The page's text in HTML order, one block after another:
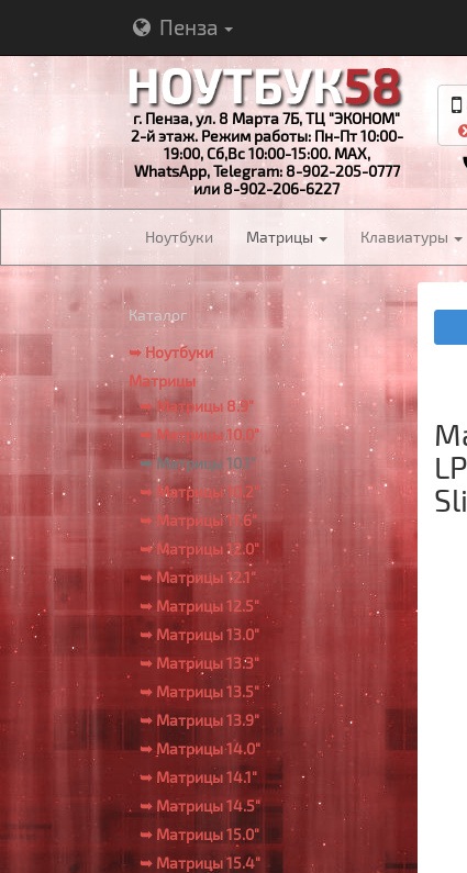
Пенза
г. Пенза, ул. 8 Марта 7Б, ТЦ "ЭКОНОМ"
2-й этаж. Режим работы: Пн-Пт 10:00-
19:00, Сб,Вс 10:00-15:00. MAX,
WhatsApp, Telegram: 8-902-205-0777
или 8-902-206-6227
Ноутбуки Матрицы Клавиатуры
Каталог
➥ Ноутбуки
Матрицы
➥ Матрицы 8.9"
➥ Матрицы 10.0"
➥ Матрицы 10.1"
➥ Матрицы 10.2"
➥ Матрицы 11.6"
➥ Матрицы 12.0"
➥ Матрицы 12.1"
➥ Матрицы 12.5"
➥ Матрицы 13.0"
➥ Матрицы 13.3"
➥ Матрицы 13.5"
➥ Матрицы 13.9"
➥ Матрицы 14.0"
➥ Матрицы 14.1"
➥ Матрицы 14.5"
➥ Матрицы 15.0"
➥ Матрицы 15.4"